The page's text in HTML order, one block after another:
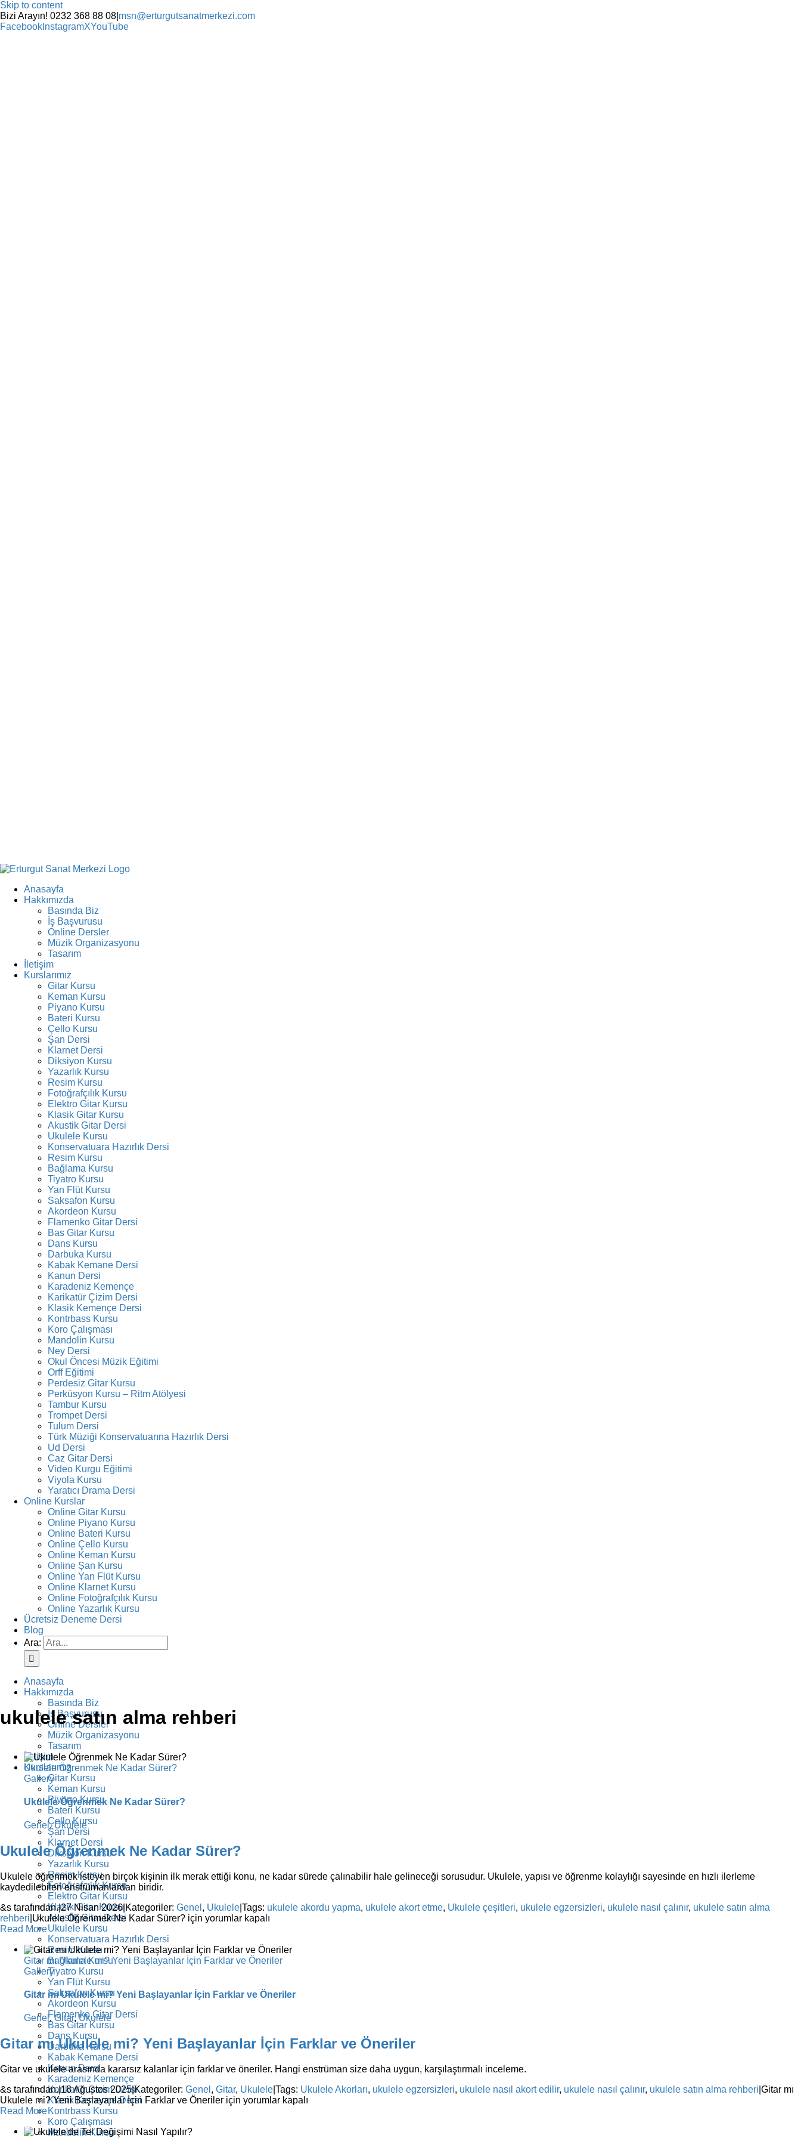
Skip to content
Bizi Arayın! 0232 368 88 08 msn@erturgutsanatmerkezi.com
Facebook InstagramXYouTube
Anasayfa
Hakkımızda
Basında Biz
İş Başvurusu
Online Dersler
Müzik Organizasyonu
Tasarım
İletişim
Kurslarımız
Gitar Kursu
Keman Kursu
Piyano Kursu
Bateri Kursu
Çello Kursu
Şan Dersi
Klarnet Dersi
Diksiyon Kursu
Yazarlık Kursu
Resim Kursu
Fotoğrafçılık Kursu
Elektro Gitar Kursu
Klasik Gitar Kursu
Akustik Gitar Dersi
Ukulele Kursu
Konservatuara Hazırlık Dersi
Resim Kursu
Bağlama Kursu
Tiyatro Kursu
Yan Flüt Kursu
Saksafon Kursu
Akordeon Kursu
Flamenko Gitar Dersi
Bas Gitar Kursu
Dans Kursu
Darbuka Kursu
Kabak Kemane Dersi
Kanun Dersi
Karadeniz Kemençe
Karikatür Çizim Dersi
Klasik Kemençe Dersi
Kontrbass Kursu
Koro Çalışması
Mandolin Kursu
Ney Dersi
Okul Öncesi Müzik Eğitimi
Orff Eğitimi
Perdesiz Gitar Kursu
Perküsyon Kursu – Ritm Atölyesi
Tambur Kursu
Trompet Dersi
Tulum Dersi
Türk Müziği Konservatuarına Hazırlık Dersi
Ud Dersi
Caz Gitar Dersi
Video Kurgu Eğitimi
Viyola Kursu
Yaratıcı Drama Dersi
Online Kurslar
Online Gitar Kursu
Online Piyano Kursu
Online Bateri Kursu
Online Çello Kursu
Online Keman Kursu
Online Şan Kursu
Online Yan Flüt Kursu
Online Klarnet Kursu
Online Fotoğrafçılık Kursu
Online Yazarlık Kursu
Ücretsiz Deneme Dersi
Blog
Ara:
Anasayfa
Hakkımızda
Basında Biz
İş Başvurusu
Online Dersler
Müzik Organizasyonu
Tasarım
İletişim
Kurslarımız
Gitar Kursu
Keman Kursu
Piyano Kursu
Bateri Kursu
Çello Kursu
Şan Dersi
Klarnet Dersi
Diksiyon Kursu
Yazarlık Kursu
Resim Kursu
Fotoğrafçılık Kursu
Elektro Gitar Kursu
Klasik Gitar Kursu
Akustik Gitar Dersi
Ukulele Kursu
Konservatuara Hazırlık Dersi
Resim Kursu
Bağlama Kursu
Tiyatro Kursu
Yan Flüt Kursu
Saksafon Kursu
Akordeon Kursu
Flamenko Gitar Dersi
Bas Gitar Kursu
Dans Kursu
Darbuka Kursu
Kabak Kemane Dersi
Kanun Dersi
Karadeniz Kemençe
Karikatür Çizim Dersi
Klasik Kemençe Dersi
Kontrbass Kursu
Koro Çalışması
Mandolin Kursu
ukulele satın alma rehberi
Ukulele Öğrenmek Ne Kadar Sürer?
Gallery
Ukulele Öğrenmek Ne Kadar Sürer?
Genel,Ukulele
Ukulele Öğrenmek Ne Kadar Sürer?
Ukulele öğrenmek isteyen birçok kişinin ilk merak ettiği konu, ne kadar sürede çalınabilir hale gelineceği sorusudur. Ukulele, yapısı ve öğrenme kolaylığı sayesinde en hızlı ilerleme
kaydedilebilen enstrümanlardan biridir.
&s tarafından.|27 Nisan 2026| Kategoriler: Genel , Ukulele Tags: ukulele akordu yapma, ukulele akort etme, Ukulele çeşitleri, ukulele egzersizleri, ukulele nasıl çalınır, ukulele satın alma
rehberi Ukulele Öğrenmek Ne Kadar Sürer? için yorumlar kapalı
Read More
Gitar mı Ukulele mi? Yeni Başlayanlar İçin Farklar ve Öneriler
Gallery
Gitar mı Ukulele mi? Yeni Başlayanlar İçin Farklar ve Öneriler
Genel,Gitar,Ukulele
Gitar mı Ukulele mi? Yeni Başlayanlar İçin Farklar ve Öneriler
Gitar ve ukulele arasında kararsız kalanlar için farklar ve öneriler. Hangi enstrüman size daha uygun, karşılaştırmalı inceleme.
&s tarafından.|18 Ağustos 2025|Kategoriler: Genel , Gitar, Ukulele Tags: Ukulele Akorları, ukulele egzersizleri, ukulele nasıl akort edilir, ukulele nasıl çalınır, ukulele satın alma rehberi Gitar mı
Ukulele mi? Yeni Başlayanlar İçin Farklar ve Öneriler için yorumlar kapalı
Read More